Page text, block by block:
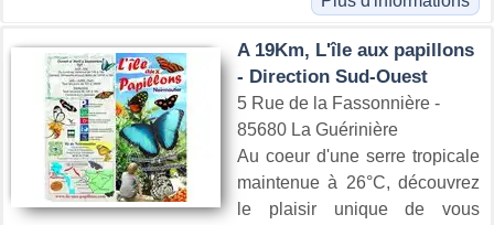
A 19Km, L'île aux papillons
- Direction Sud-Ouest
5 Rue de la Fassonnière -
85680 La Guérinière
Au coeur d'une serre tropicale
maintenue à 26°C, découvrez
le plaisir unique de vous